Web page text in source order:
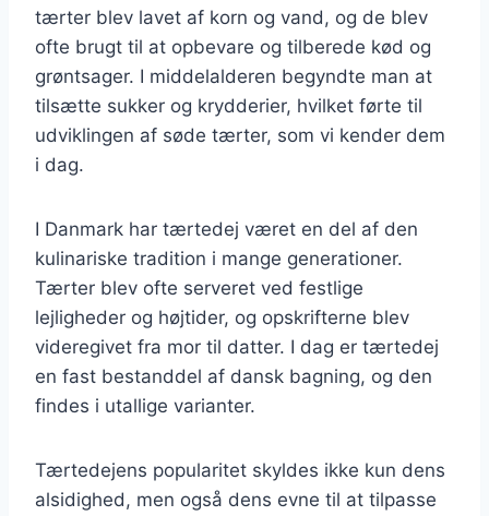
tærter blev lavet af korn og vand, og de blev
ofte brugt til at opbevare og tilberede kød og
grøntsager. I middelalderen begyndte man at
tilsætte sukker og krydderier, hvilket førte til
udviklingen af søde tærter, som vi kender dem
i dag.
I Danmark har tærtedej været en del af den
kulinariske tradition i mange generationer.
Tærter blev ofte serveret ved festlige
lejligheder og højtider, og opskrifterne blev
videregivet fra mor til datter. I dag er tærtedej
en fast bestanddel af dansk bagning, og den
findes i utallige varianter.
Tærtedejens popularitet skyldes ikke kun dens
alsidighed, men også dens evne til at tilpasse